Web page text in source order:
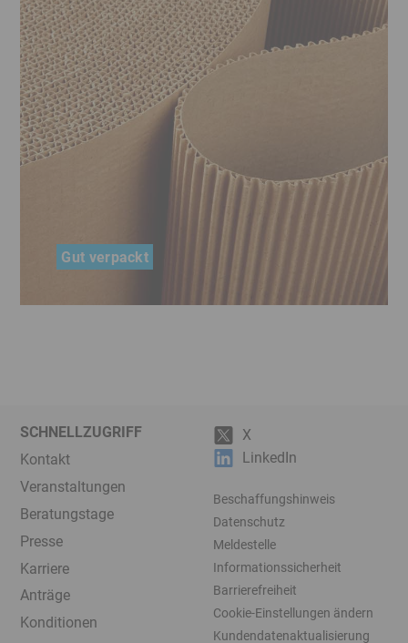
Gut verpackt
SCHNELLZUGRIFF
Kontakt
Veranstaltungen
Beratungstage
Presse
Karriere
Anträge
Konditionen
X
LinkedIn
Beschaffungshinweis
Datenschutz
Meldestelle
Informationssicherheit
Barrierefreiheit
Cookie-Einstellungen ändern
Kundendatenaktualisierung